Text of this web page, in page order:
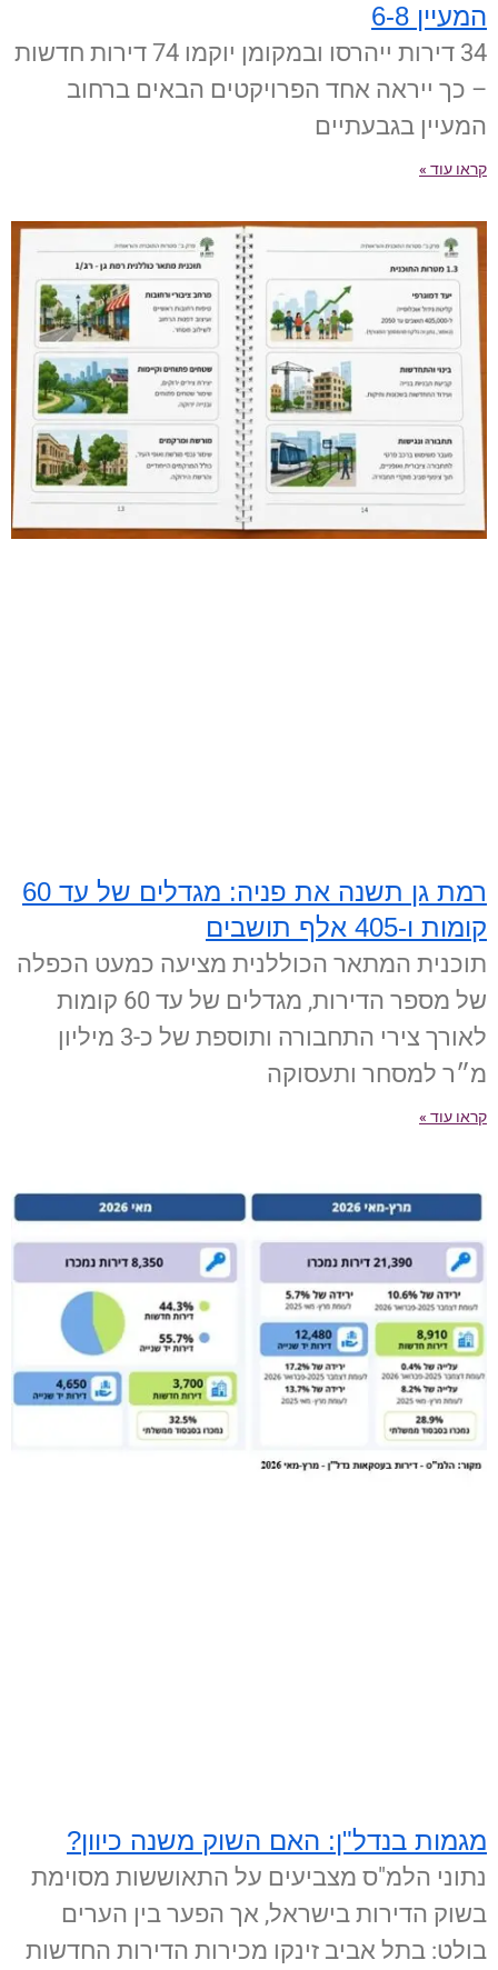
המעיין 6-8
34 דירות ייהרסו ובמקומן יוקמו 74 דירות חדשות
– כך ייראה אחד הפרויקטים הבאים ברחוב
המעיין בגבעתיים
קראו עוד »
רמת גן תשנה את פניה: מגדלים של עד 60
קומות ו-405 אלף תושבים
תוכנית המתאר הכוללנית מציעה כמעט הכפלה
של מספר הדירות, מגדלים של עד 60 קומות
לאורך צירי התחבורה ותוספת של כ-3 מיליון
מ״ר למסחר ותעסוקה
קראו עוד »
מגמות בנדל"ן: האם השוק משנה כיוון?
נתוני הלמ"ס מצביעים על התאוששות מסוימת
בשוק הדירות בישראל, אך הפער בין הערים
בולט: בתל אביב זינקו מכירות הדירות החדשות